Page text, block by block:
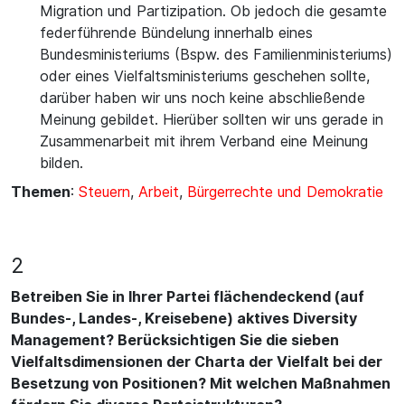
Migration und Partizipation. Ob jedoch die gesamte
federführende Bündelung innerhalb eines
Bundesministeriums (Bspw. des Familienministeriums)
oder eines Vielfaltsministeriums geschehen sollte,
darüber haben wir uns noch keine abschließende
Meinung gebildet. Hierüber sollten wir uns gerade in
Zusammenarbeit mit ihrem Verband eine Meinung
bilden.
Themen: Steuern, Arbeit, Bürgerrechte und Demokratie
2
Betreiben Sie in Ihrer Partei flächendeckend (auf
Bundes-, Landes-, Kreisebene) aktives Diversity
Management? Berücksichtigen Sie die sieben
Vielfaltsdimensionen der Charta der Vielfalt bei der
Besetzung von Positionen? Mit welchen Maßnahmen